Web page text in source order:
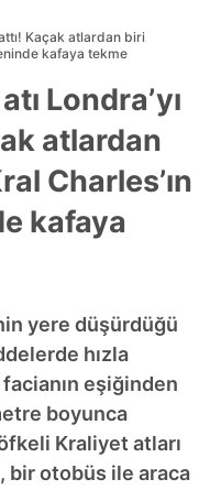
Kaçak atlardan biri
kafaya tekme
Londra’yı
atlardan
Charles’ın
kafaya
yere düşürdüğü
hızla
eşiğinden
boyunca
Kraliyet atları
bir otobüs ile araca